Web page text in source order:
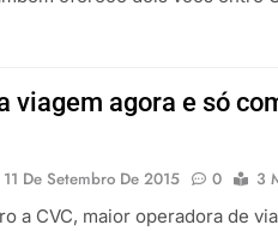
viagem agora e só
11 De Setembro De 2015 0
3
a CVC, maior operadora de